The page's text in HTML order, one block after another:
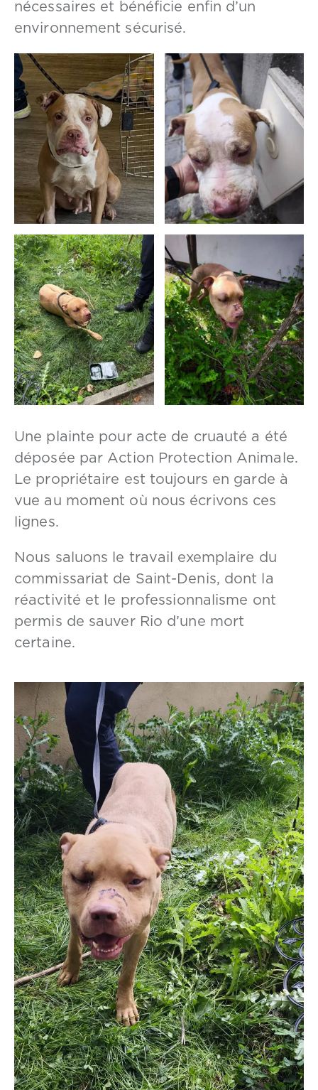
nécessaires et bénéficie enfin d’un
environnement sécurisé.
Une plainte pour acte de cruauté a été
déposée par Action Protection Animale.
Le propriétaire est toujours en garde à
vue au moment où nous écrivons ces
lignes.
Nous saluons le travail exemplaire du
commissariat de Saint-Denis, dont la
réactivité et le professionnalisme ont
permis de sauver Rio d’une mort
certaine.